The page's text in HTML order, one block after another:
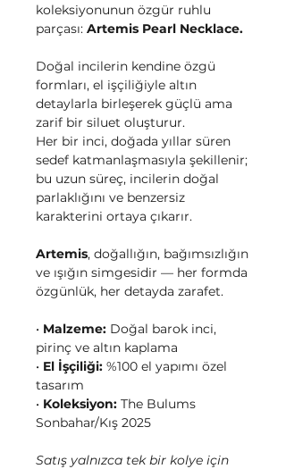
koleksiyonunun özgür ruhlu
parçası: Artemis Pearl Necklace.
Doğal incilerin kendine özgü
formları, el işçiliğiyle altın
detaylarla birleşerek güçlü ama
zarif bir siluet oluşturur.
Her bir inci, doğada yıllar süren
sedef katmanlaşmasıyla şekillenir;
bu uzun süreç, incilerin doğal
parlaklığını ve benzersiz
karakterini ortaya çıkarır.
Artemis, doğallığın, bağımsızlığın
ve ışığın simgesidir — her formda
özgünlük, her detayda zarafet.
• Malzeme: Doğal barok inci,
pirinç ve altın kaplama
• El İşçiliği: %100 el yapımı özel
tasarım
• Koleksiyon: The Bulums
Sonbahar/Kış 2025
Satış yalnızca tek bir kolye için